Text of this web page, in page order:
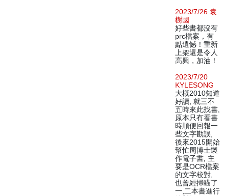
2023/7/26 袁
樹國
好些書都沒有
prc檔案，有
點遺憾！重新
上架還是令人
高興，加油！
2023/7/20
KYLESONG
大概2010知道
好讀, 就三不
五時來此找書,
原本只有看書
時順便回報一
些文字勘誤,
後來2015開始
幫忙周博士製
作電子書, 主
要是OCR檔案
的文字校對,
也曾經掃瞄了
一,二本書進行